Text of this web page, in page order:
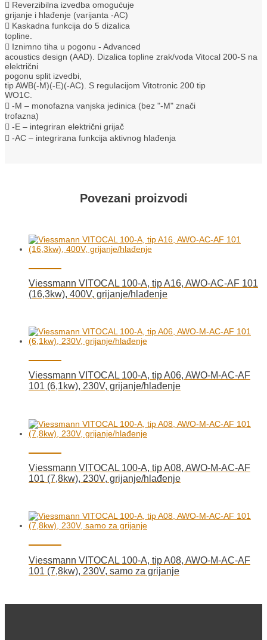
 Reverzibilna izvedba omogućuje
grijanje i hlađenje (varijanta -AC)
 Kaskadna funkcija do 5 dizalica
topline.
 Iznimno tiha u pogonu - Advanced
acoustics design (AAD). Dizalica topline zrak/voda Vitocal 200-S na
električni
pogonu split izvedbi,
tip AWB(-M)(-E)(-AC). S regulacijom Vitotronic 200 tip
WO1C.
 -M – monofazna vanjska jedinica (bez "-M" znači
trofazna)
 -E – integriran električni grijač
 -AC – integrirana funkcija aktivnog hlađenja
Povezani proizvodi
Viessmann VITOCAL 100-A, tip A16, AWO-AC-AF 101
(16,3kw), 400V, grijanje/hlađenje
Viessmann VITOCAL 100-A, tip A06, AWO-M-AC-AF
101 (6,1kw), 230V, grijanje/hlađenje
Viessmann VITOCAL 100-A, tip A08, AWO-M-AC-AF
101 (7,8kw), 230V, grijanje/hlađenje
Viessmann VITOCAL 100-A, tip A08, AWO-M-AC-AF
101 (7,8kw), 230V, samo za grijanje